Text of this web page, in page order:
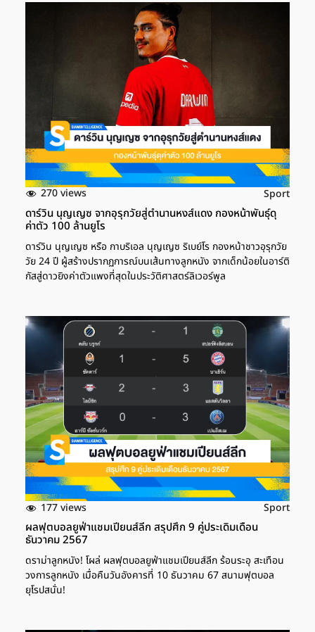
270 views Sport
ดาร์วิน นุญเญซ จากอุรุกวัยสู่ตำนานหงส์แดง กองหน้าพันธุ์ดุ
ค่าตัว 100 ล้านยูโร
ดาร์วิน นุญเญซ หรือ กาบริเอล นุญเญซ ริเบย์โร กองหน้าชาวอุรุกวัย
วัย 24 ปี ผู้สร้างปรากฏการณ์บนเส้นทางลูกหนัง จากเด็กน้อยในอาร์ติ
กัสสู่ดาวยิงค่าตัวแพงที่สุดในประวัติศาสตร์ลิเวอร์พูล
177 views Sport
ผลฟุตบอลยูฟ่าแชมเปียนส์ลีก สรุปศึก 9 คู่ประเดิมเดือน
ธันวาคม 2567
ดราม่าลูกหนัง! โผล่ ผลฟุตบอลยูฟ่าแชมเปียนส์ลีก ร้อนระอุ สะเทือน
วงการลูกหนัง เมื่อคืนวันอังคารที่ 10 ธันวาคม 67 สนามฟุตบอล
ยุโรปสนั่น!